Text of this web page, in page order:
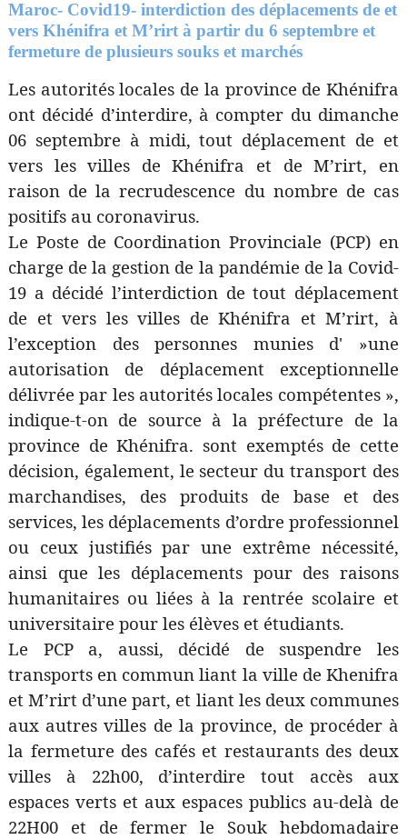
Maroc- Covid19- interdiction des déplacements de et
vers Khénifra et M’rirt à partir du 6 septembre et
fermeture de plusieurs souks et marchés
Les autorités locales de la province de Khénifra
ont décidé d’interdire, à compter du dimanche
06 septembre à midi, tout déplacement de et
vers les villes de Khénifra et de M’rirt, en
raison de la recrudescence du nombre de cas
positifs au coronavirus.
Le Poste de Coordination Provinciale (PCP) en
charge de la gestion de la pandémie de la Covid-
19 a décidé l’interdiction de tout déplacement
de et vers les villes de Khénifra et M’rirt, à
l’exception des personnes munies d' »une
autorisation de déplacement exceptionnelle
délivrée par les autorités locales compétentes »,
indique-t-on de source à la préfecture de la
province de Khénifra. sont exemptés de cette
décision, également, le secteur du transport des
marchandises, des produits de base et des
services, les déplacements d’ordre professionnel
ou ceux justifiés par une extrême nécessité,
ainsi que les déplacements pour des raisons
humanitaires ou liées à la rentrée scolaire et
universitaire pour les élèves et étudiants.
Le PCP a, aussi, décidé de suspendre les
transports en commun liant la ville de Khenifra
et M’rirt d’une part, et liant les deux communes
aux autres villes de la province, de procéder à
la fermeture des cafés et restaurants des deux
villes à 22h00, d’interdire tout accès aux
espaces verts et aux espaces publics au-delà de
22H00 et de fermer le Souk hebdomadaire